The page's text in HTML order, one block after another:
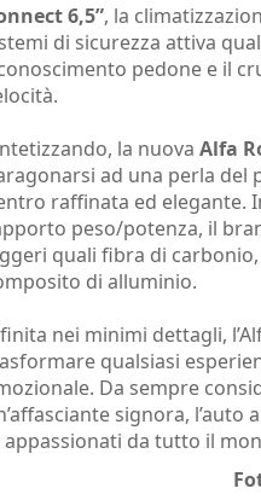
6,5”, la
di sicurezza attiva
pedone e il
la nuova Alfa
ad una perla del
raffinata ed elegante.
peso/potenza, il
quali fibra di
di alluminio.
nei minimi dettagli,
qualsiasi
Da sempre
signora,
appassionati da tutto il